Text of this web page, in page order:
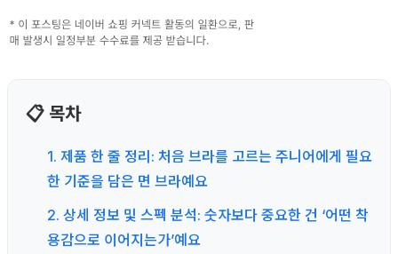
📋 목차
1. 제품 한 줄 정리: 처음 브라를 고르는 주니어에게 필요
한 기준을 담은 면 브라예요
2. 상세 정보 및 스펙 분석: 숫자보다 중요한 건 ‘어떤 착
용감으로 이어지는가’예요